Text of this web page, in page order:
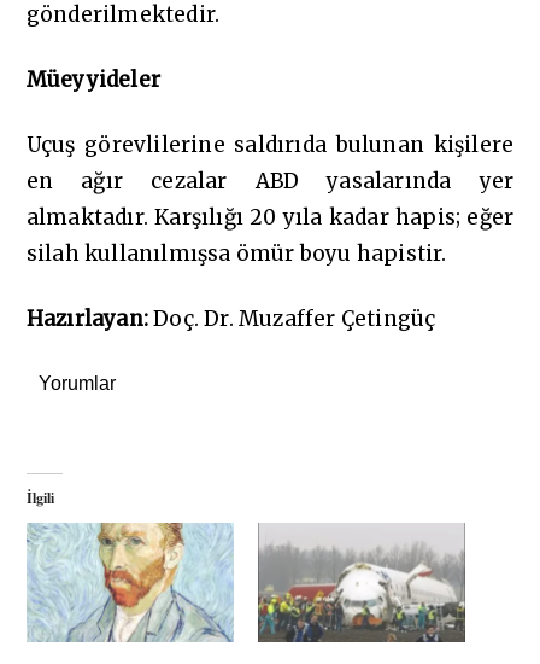
gönderilmektedir.
Müeyyideler
Uçuş görevlilerine saldırıda bulunan kişilere
en ağır cezalar ABD yasalarında yer
almaktadır. Karşılığı 20 yıla kadar hapis; eğer
silah kullanılmışsa ömür boyu hapistir.
Hazırlayan:Doç. Dr. Muzaffer Çetingüç
Yorumlar
İlgili